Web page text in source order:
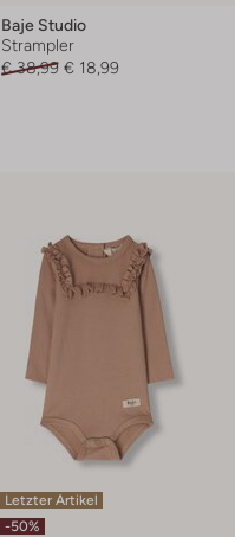
Baje Studio
Strampler
€ 38,99 € 18,99
Letzter Artikel
-50%